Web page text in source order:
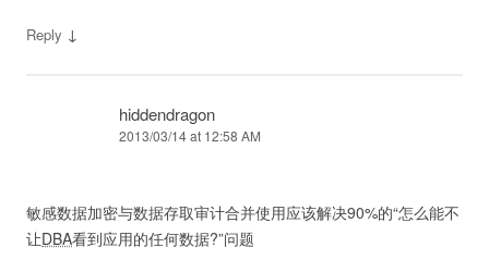
Reply ↓
hiddendragon
2013/03/14 at 12:58 AM
敏感数据加密与数据存取审计合并使用应该解决90%的“怎么能不
让DBA看到应用的任何数据?”问题